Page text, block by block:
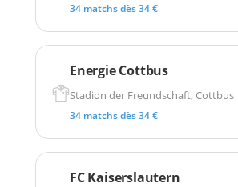
34 matchs dès 34 €
Energie Cottbus
Stadion der Freundschaft, Cottbus
34 matchs dès 34 €
FC Kaiserslautern